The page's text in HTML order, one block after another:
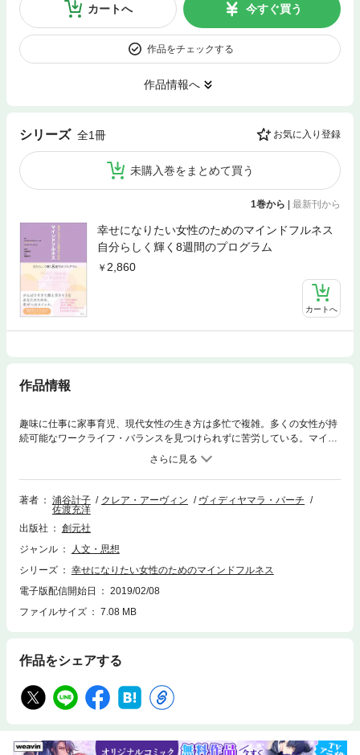
カートへ 今すぐ買う
作品をチェックする
作品情報へ
シリーズ 全1冊 お気に入り登録
未購入巻をまとめて買う
1巻から | 最新刊から
幸せになりたい女性のためのマインドフルネス
自分らしく輝く8週間のプログラム
2,860
カートへ
作品情報
趣味に仕事に家事育児、現代女性の生き方は多忙で複雑。多くの女性が持
続可能なワークライフ・バランスを見つけられずに苦労している。マイン
ドフルネスとは「起きていることに振り回されず静かに落ち着いていられ
る能力」。10分間の瞑想を１日２回、８週間実践すると、マインドフルネ
ス体験が深まり、忙しくても自分とは何かを見失わずにいられるようにな
る。瞑想の音声インストラクションは創元社HPからダウンロードでき
著者 浦谷計子 クレア・アーヴィン
ヴィディヤマラ・バーチ
佐渡充洋
出版社
創元社
ジャンル
人文・思想
シリーズ
幸せになりたい女性のためのマインドフルネス
電子版配信開始日
2019/02/08
ファイルサイズ
7.08 MB
作品をシェアする